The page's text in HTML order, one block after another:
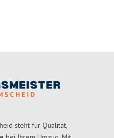
steht für Qualität,